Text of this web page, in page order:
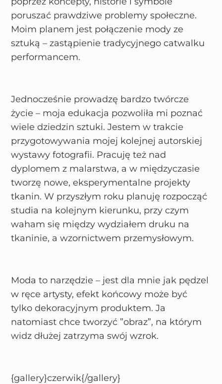
poruszać prawdziwe problemy społeczne.
Moim planem jest połączenie mody ze
sztuką – zastąpienie tradycyjnego catwalku
performancem.
Jednocześnie prowadzę bardzo twórcze
życie – moja edukacja pozwoliła mi poznać
wiele dziedzin sztuki. Jestem w trakcie
przygotowywania mojej kolejnej autorskiej
wystawy fotografii. Pracuję też nad
dyplomem z malarstwa, a w międzyczasie
tworzę nowe, eksperymentalne projekty
tkanin. W przyszłym roku planuję rozpocząć
studia na kolejnym kierunku, przy czym
waham się między wydziałem druku na
tkaninie, a wzornictwem przemysłowym.
Moda to narzędzie – jest dla mnie jak pędzel
w ręce artysty, efekt końcowy może być
tylko dekoracyjnym produktem. Ja
natomiast chce tworzyć ”obraz”, na którym
widz dłużej zatrzyma swój wzrok.
{gallery}czerwik{/gallery}